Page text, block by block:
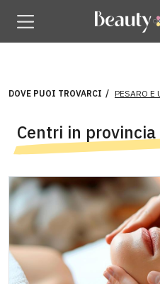
DOVE PUOI TROVARCI PESARO E
Centri in